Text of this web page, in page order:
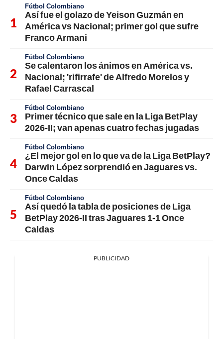
Fútbol Colombiano
Así fue el golazo de Yeison Guzmán en
América vs Nacional; primer gol que sufre
Franco Armani
Fútbol Colombiano
Se calentaron los ánimos en América vs.
Nacional; 'rifirrafe' de Alfredo Morelos y
Rafael Carrascal
Fútbol Colombiano
Primer técnico que sale en la Liga BetPlay
2026-II; van apenas cuatro fechas jugadas
Fútbol Colombiano
¿El mejor gol en lo que va de la Liga BetPlay?
Darwin López sorprendió en Jaguares vs.
Once Caldas
Fútbol Colombiano
Así quedó la tabla de posiciones de Liga
BetPlay 2026-II tras Jaguares 1-1 Once
Caldas
PUBLICIDAD